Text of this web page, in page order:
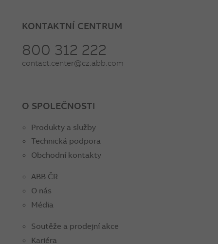
KONTAKTNÍ CENTRUM
800 312 222
contact.center@cz.abb.com
O SPOLEČNOSTI
Produkty a služby
Technická podpora
Obchodní kontakty
ABB ČR
O nás
Média
Soutěže a prodejní akce
Kariéra